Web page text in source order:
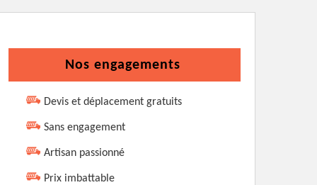
Nos engagements
Devis et déplacement gratuits
Sans engagement
Artisan passionné
Prix imbattable